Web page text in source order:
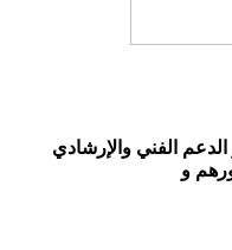
الفني والإرشادي
و